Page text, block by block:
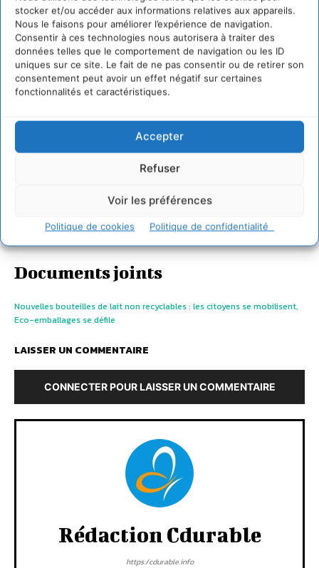
stocker et/ou accéder aux informations relatives aux appareils.
Nous le faisons pour améliorer l’expérience de navigation.
Consentir à ces technologies nous autorisera à traiter des
données telles que le comportement de navigation ou les ID
uniques sur ce site. Le fait de ne pas consentir ou de retirer son
consentement peut avoir un effet négatif sur certaines
fonctionnalités et caractéristiques.
Accepter
Refuser
Voir les préférences
Politique de cookies Politique de confidentialité
Documents joints
Nouvelles bouteilles de lait non recyclables : les citoyens se mobilisent,
Eco-emballages se défile
LAISSER UN COMMENTAIRE
CONNECTER POUR LAISSER UN COMMENTAIRE
Rédaction Cdurable
https:/cdurable.info